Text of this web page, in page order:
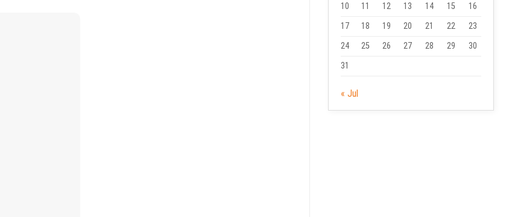
10
11 12 13 14 15
16
17
18 19 20 21 22
23
24
25 26 27 28 29
30
31
« Jul